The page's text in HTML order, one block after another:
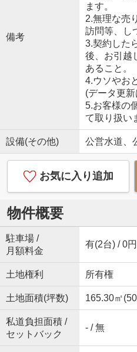
備考
ます。
2.無理な売
訪問等、し
3.契約した
後、お引越
あること。
4.ウソやお
(データ更新
5.お客様の
て取り扱い
設備(その他) 公営水道、
お気に入り追加
物件概要
駐車場 /
月額料金
有(2台) / 0円
土地権利 所有権
土地面積(坪数) 165.30㎡
私道負担面積 /
セットバック
- / 無